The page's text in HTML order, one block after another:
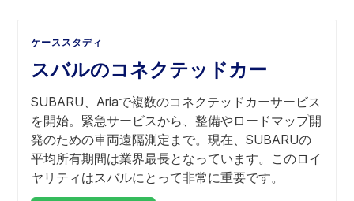
ケーススタディ
スバルのコネクテッドカー
SUBARU、Ariaで複数のコネクテッドカーサービス
を開始。緊急サービスから、整備やロードマップ開
発のための車両遠隔測定まで。現在、SUBARUの
平均所有期間は業界最長となっています。このロイ
ヤリティはスバルにとって非常に重要です。